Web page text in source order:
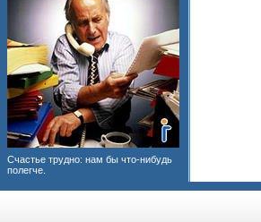
Счастье трудно: нам бы что-нибудь
полегче.